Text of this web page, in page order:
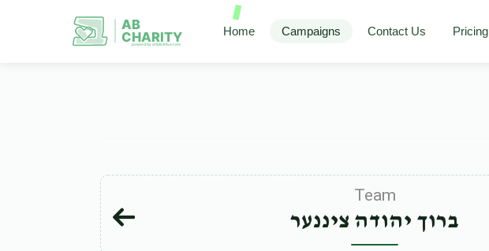
AB
CHARITY
powerd by ahblicklive.com
Home Campaigns Contact Us Pricing
Team
ברוך יהודה ציננער